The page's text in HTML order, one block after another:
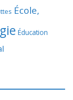
École,
Éducation